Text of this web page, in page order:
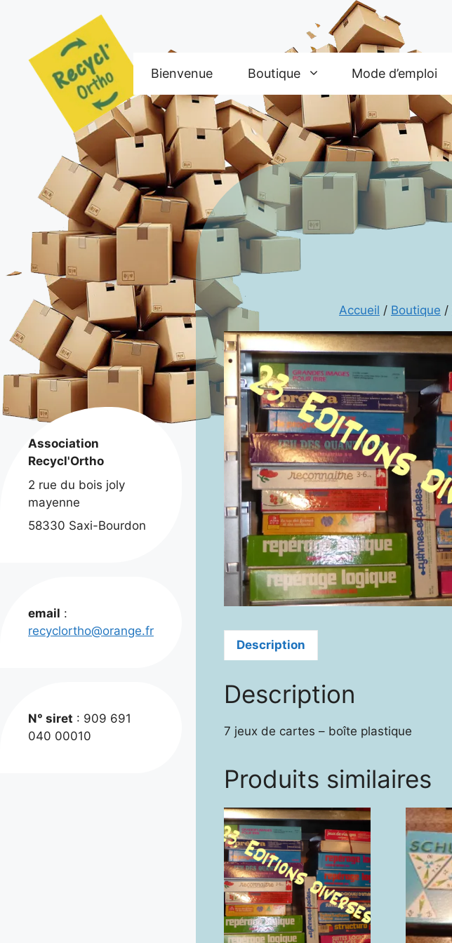
Bienvenue Boutique Mode d’emploi
Accueil / Boutique /
Description
Description
7 jeux de cartes – boîte plastique
Produits similaires
Association
Recycl'Ortho
2 rue du bois joly
mayenne
58330 Saxi-Bourdon
email :
recyclortho@orange.fr
N° siret : 909 691
040 00010